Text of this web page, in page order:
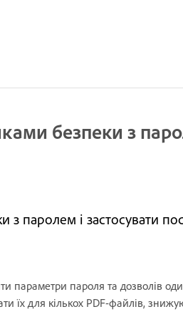
безпеки з
з паролем і застосувати
параметри пароля та дозволів
їх для кількох PDF-файлів,